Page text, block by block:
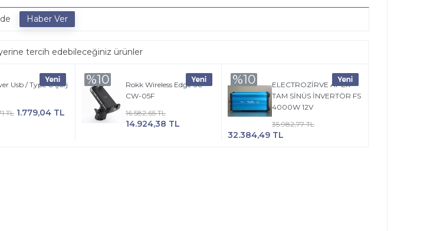
tercih edebileceğiniz ürünler
Usb / Type C Şarj
TL 1.779,04 TL
Rokk Wireless Edge SC-
CW-05F
16.582,65 TL
14.924,38 TL
%10
ELECTROZİRVE APEX
TAM SİNÜS İNVERTÖR FS
4000W 12V
35.982,77 TL
32.384,49 TL
%10